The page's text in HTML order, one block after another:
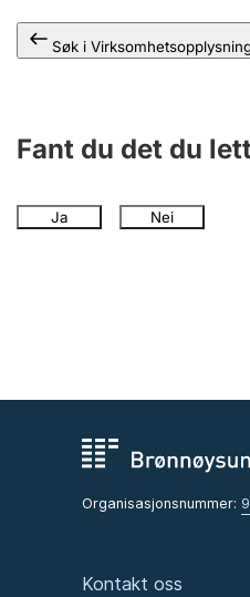
Søk i
Fant du det du
Ja Nei
Organisasjonsnummer:
Kontakt oss